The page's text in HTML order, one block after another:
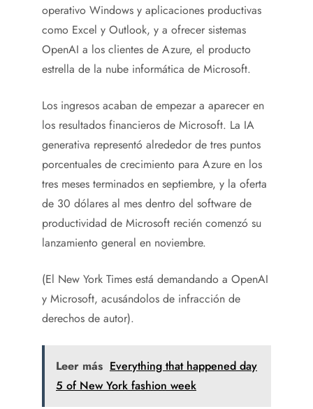
operativo Windows y aplicaciones productivas
como Excel y Outlook, y a ofrecer sistemas
OpenAI a los clientes de Azure, el producto
estrella de la nube informática de Microsoft.
Los ingresos acaban de empezar a aparecer en
los resultados financieros de Microsoft. La IA
generativa representó alrededor de tres puntos
porcentuales de crecimiento para Azure en los
tres meses terminados en septiembre, y la oferta
de 30 dólares al mes dentro del software de
productividad de Microsoft recién comenzó su
lanzamiento general en noviembre.
(El New York Times está demandando a OpenAI
y Microsoft, acusándolos de infracción de
derechos de autor).
Leer más Everything that happened day
5 of New York fashion week